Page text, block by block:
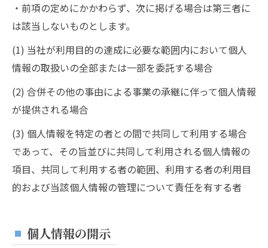
・前項の定めにかかわらず、次に掲げる場合は第三者に
は該当しないものとします。
(1) 当社が利用目的の達成に必要な範囲内において個人
情報の取扱いの全部または一部を委託する場合
(2) 合併その他の事由による事業の承継に伴って個人情報
が提供される場合
(3) 個人情報を特定の者との間で共同して利用する場合
であって、その旨並びに共同して利用される個人情報の
項目、共同して利用する者の範囲、利用する者の利用目
的および当該個人情報の管理について責任を有する者
個人情報の開示